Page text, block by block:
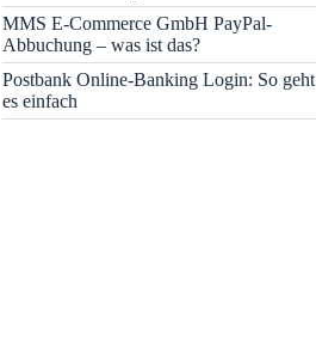
MMS E-Commerce GmbH PayPal-
Abbuchung – was ist das?
Postbank Online-Banking Login: So geht
es einfach